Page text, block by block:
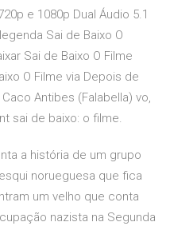
e 1080p Dual Áudio 5.1
Sai de Baixo O
Sai de Baixo O Filme
O Filme via Depois de
Antibes (Falabella) vo,
sai de baixo: o filme.
a história de um grupo
norueguesa que fica
um velho que conta
nazista na Segunda